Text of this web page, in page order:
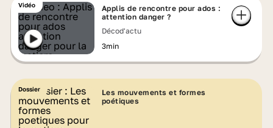
Vidéo
Applis de rencontre pour ados :
attention danger ?
Décod'actu
3min
Dossier
Les mouvements et formes
poétiques